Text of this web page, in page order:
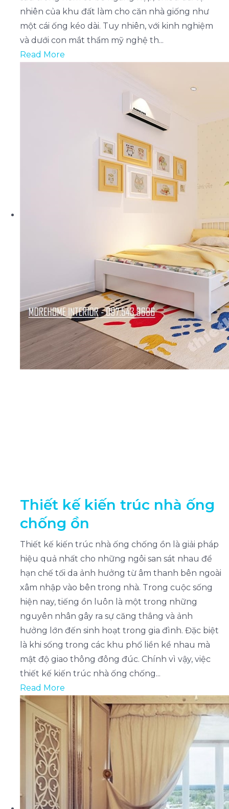
nhiên của khu đất làm cho căn nhà giống như
một cái ống kéo dài. Tuy nhiên, với kinh nghiệm
và dưới con mắt thẩm mỹ nghệ th...
Read More
Thiết kế kiến trúc nhà ống
chống ồn
Thiết kế kiến trúc nhà ống chống ồn là giải pháp
hiệu quả nhất cho những ngôi san sát nhau để
hạn chế tối da ảnh hưởng từ âm thanh bên ngoài
xâm nhập vào bên trong nhà. Trong cuộc sống
hiện nay, tiếng ồn luôn là một trong những
nguyên nhân gây ra sự căng thẳng và ảnh
hưởng lớn đến sinh hoạt trong gia đình. Đặc biệt
là khi sống trong các khu phố liền kề nhau mà
mật độ giao thông đông đúc. Chính vì vậy, việc
thiết kế kiến trúc nhà ống chống...
Read More